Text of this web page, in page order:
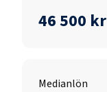
46 500 kr
Medianlön